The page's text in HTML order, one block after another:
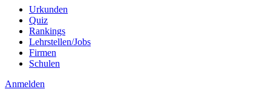
Urkunden
Quiz
Rankings
Lehrstellen/Jobs
Firmen
Schulen
Anmelden